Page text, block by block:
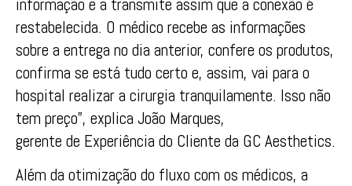
restabelecida. O médico recebe as informações
sobre a entrega no dia anterior, confere os produtos,
confirma se está tudo certo e, assim, vai para o
hospital realizar a cirurgia tranquilamente. Isso não
tem preço”, explica João Marques,
gerente de Experiência do Cliente da GC Aesthetics.
Além da otimização do fluxo com os médicos, a